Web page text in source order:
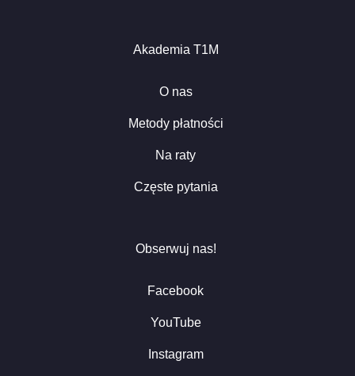
Akademia T1M
O nas
Metody płatności
Na raty
Częste pytania
Obserwuj nas!
Facebook
YouTube
Instagram